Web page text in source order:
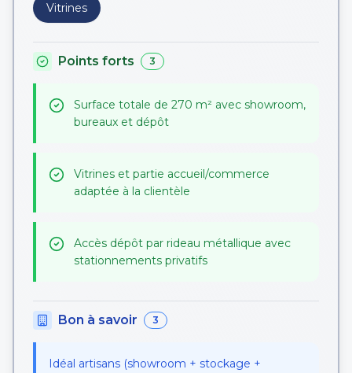
Vitrines
Points forts 3
Surface totale de 270 m² avec showroom,
bureaux et dépôt
Vitrines et partie accueil/commerce
adaptée à la clientèle
Accès dépôt par rideau métallique avec
stationnements privatifs
Bon à savoir 3
Idéal artisans (showroom + stockage +